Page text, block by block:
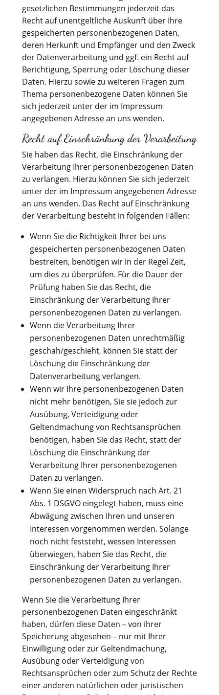
gesetzlichen Bestimmungen jederzeit das
Recht auf unentgeltliche Auskunft über Ihre
gespeicherten personenbezogenen Daten,
deren Herkunft und Empfänger und den Zweck
der Datenverarbeitung und ggf. ein Recht auf
Berichtigung, Sperrung oder Löschung dieser
Daten. Hierzu sowie zu weiteren Fragen zum
Thema personenbezogene Daten können Sie
sich jederzeit unter der im Impressum
angegebenen Adresse an uns wenden.
Recht auf Einschränkung der Verarbeitung
Sie haben das Recht, die Einschränkung der
Verarbeitung Ihrer personenbezogenen Daten
zu verlangen. Hierzu können Sie sich jederzeit
unter der im Impressum angegebenen Adresse
an uns wenden. Das Recht auf Einschränkung
der Verarbeitung besteht in folgenden Fällen:
Wenn Sie die Richtigkeit Ihrer bei uns
gespeicherten personenbezogenen Daten
bestreiten, benötigen wir in der Regel Zeit,
um dies zu überprüfen. Für die Dauer der
Prüfung haben Sie das Recht, die
Einschränkung der Verarbeitung Ihrer
personenbezogenen Daten zu verlangen.
Wenn die Verarbeitung Ihrer
personenbezogenen Daten unrechtmäßig
geschah/geschieht, können Sie statt der
Löschung die Einschränkung der
Datenverarbeitung verlangen.
Wenn wir Ihre personenbezogenen Daten
nicht mehr benötigen, Sie sie jedoch zur
Ausübung, Verteidigung oder
Geltendmachung von Rechtsansprüchen
benötigen, haben Sie das Recht, statt der
Löschung die Einschränkung der
Verarbeitung Ihrer personenbezogenen
Daten zu verlangen.
Wenn Sie einen Widerspruch nach Art. 21
Abs. 1 DSGVO eingelegt haben, muss eine
Abwägung zwischen Ihren und unseren
Interessen vorgenommen werden. Solange
noch nicht feststeht, wessen Interessen
überwiegen, haben Sie das Recht, die
Einschränkung der Verarbeitung Ihrer
personenbezogenen Daten zu verlangen.
Wenn Sie die Verarbeitung Ihrer
personenbezogenen Daten eingeschränkt
haben, dürfen diese Daten – von ihrer
Speicherung abgesehen – nur mit Ihrer
Einwilligung oder zur Geltendmachung,
Ausübung oder Verteidigung von
Rechtsansprüchen oder zum Schutz der Rechte
einer anderen natürlichen oder juristischen